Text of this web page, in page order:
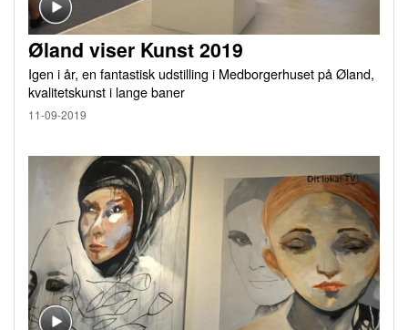
Øland viser Kunst 2019
Igen i år, en fantastisk udstilling i Medborgerhuset på Øland,
kvalitetskunst i lange baner
11-09-2019